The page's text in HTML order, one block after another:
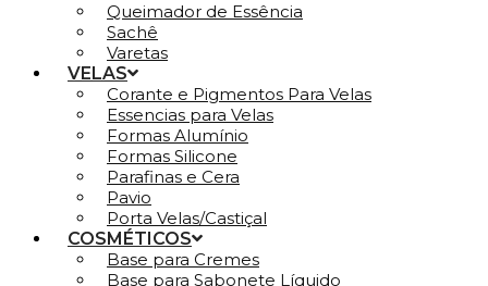
Queimador de Essência
Sachê
Varetas
VELAS
Corante e Pigmentos Para Velas
Essencias para Velas
Formas Alumínio
Formas Silicone
Parafinas e Cera
Pavio
Porta Velas/Castiçal
COSMÉTICOS
Base para Cremes
Base para Sabonete Líquido